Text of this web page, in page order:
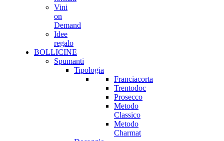
Vini
on
Demand
Idee
regalo
BOLLICINE
Spumanti
Tipologia
Franciacorta
Trentodoc
Prosecco
Metodo
Classico
Metodo
Charmat